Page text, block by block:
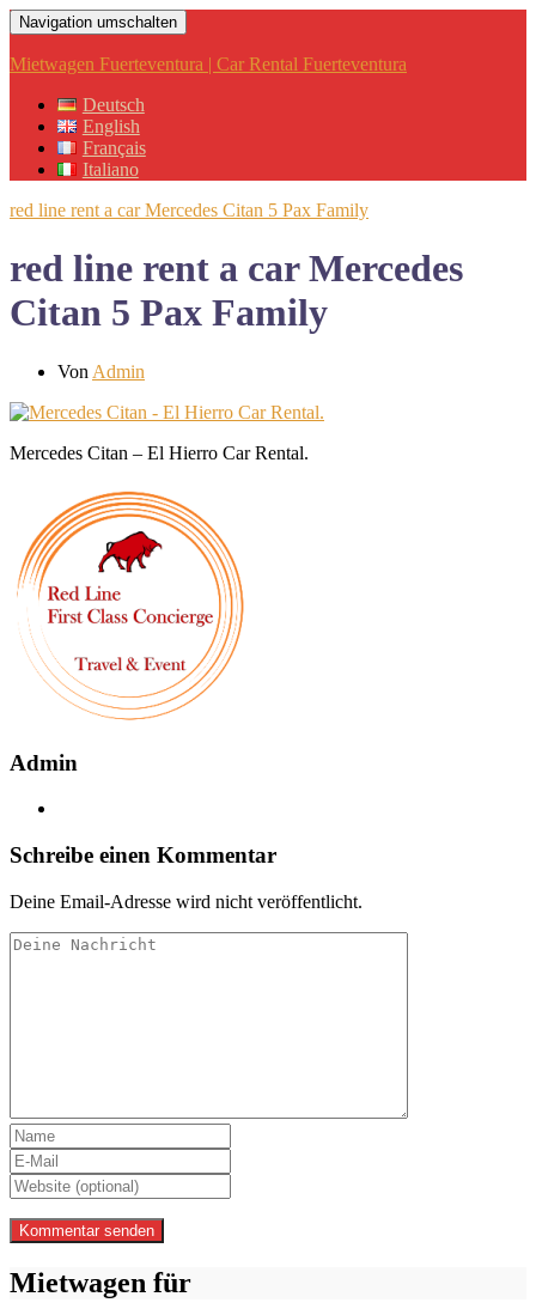
Navigation umschalten
Mietwagen Fuerteventura | Car Rental Fuerteventura
Deutsch
English
Français
Italiano
red line rent a car Mercedes Citan 5 Pax Family
red line rent a car Mercedes
Citan 5 Pax Family
Von Admin
Mercedes Citan – El Hierro Car Rental.
Admin
Schreibe einen Kommentar
Deine Email-Adresse wird nicht veröffentlicht.
Mietwagen für